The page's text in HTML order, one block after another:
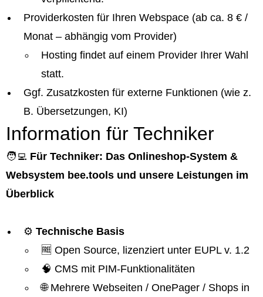
Providerkosten für Ihren Webspace (ab ca. 8 € /
Monat – abhängig vom Provider)
Hosting findet auf einem Provider Ihrer Wahl
statt.
Ggf. Zusatzkosten für externe Funktionen (wie z.
B. Übersetzungen, KI)
Information für Techniker
🧑‍💻 Für Techniker: Das Onlineshop-System &
Websystem bee.tools und unsere Leistungen im
Überblick
⚙️ Technische Basis
🆓 Open Source, lizenziert unter EUPL v. 1.2
🧠 CMS mit PIM-Funktionalitäten
🌐 Mehrere Webseiten / OnePager / Shops in